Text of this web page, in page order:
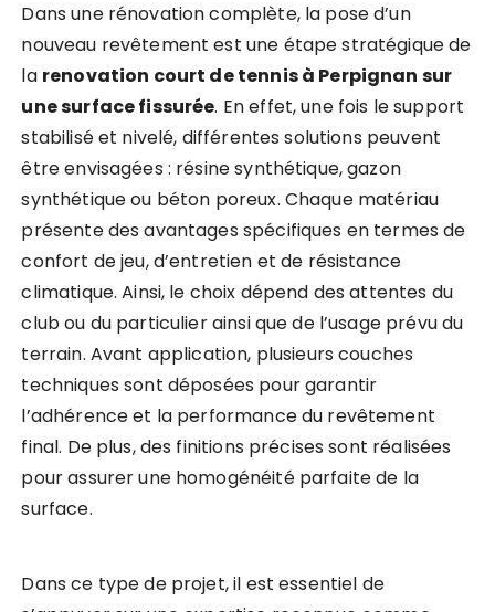
Dans une rénovation complète, la pose d’un
nouveau revêtement est une étape stratégique de
la renovation court de tennis à Perpignan sur
une surface fissurée. En effet, une fois le support
stabilisé et nivelé, différentes solutions peuvent
être envisagées : résine synthétique, gazon
synthétique ou béton poreux. Chaque matériau
présente des avantages spécifiques en termes de
confort de jeu, d’entretien et de résistance
climatique. Ainsi, le choix dépend des attentes du
club ou du particulier ainsi que de l’usage prévu du
terrain. Avant application, plusieurs couches
techniques sont déposées pour garantir
l’adhérence et la performance du revêtement
final. De plus, des finitions précises sont réalisées
pour assurer une homogénéité parfaite de la
surface.
Dans ce type de projet, il est essentiel de